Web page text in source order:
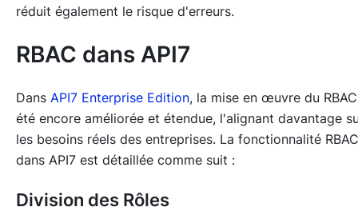
réduit également le risque d'erreurs.
RBAC dans API7
Dans API7 Enterprise Edition, la mise en œuvre du
été encore améliorée et étendue, l'alignant davantage
les besoins réels des entreprises. La fonctionnalité RBAC
dans API7 est détaillée comme suit :
Division des Rôles